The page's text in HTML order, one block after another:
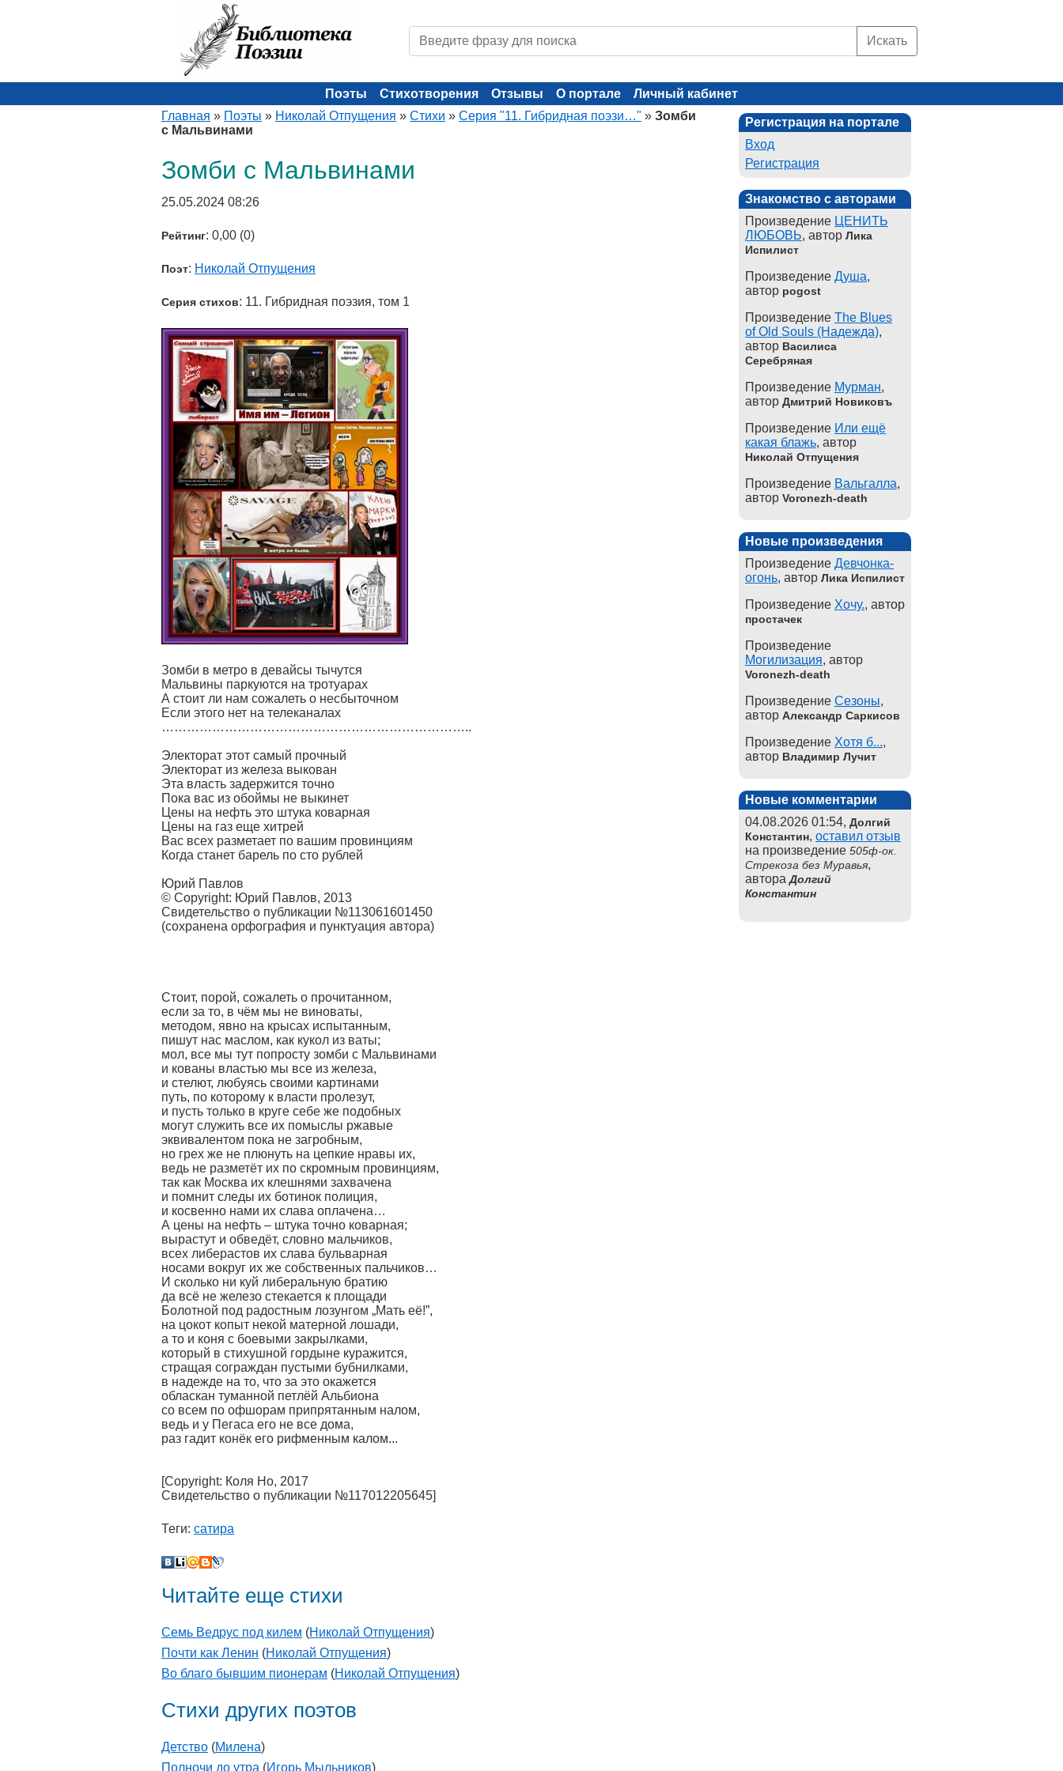
Искать
Поэты Стихотворения Отзывы О портале
Личный кабинет
Главная » Поэты » Николай Отпущения » Стихи » Серия "11. Гибридная поэзи…" » Зомби
с Мальвинами
Зомби с Мальвинами
25.05.2024 08:26
Рейтинг: 0,00 (0)
Поэт: Николай Отпущения
Серия стихов: 11. Гибридная поэзия, том 1
Зомби в метро в девайсы тычутся
Мальвины паркуются на тротуарах
А стоит ли нам сожалеть о несбыточном
Если этого нет на телеканалах
………………………………………………………………..
Электорат этот самый прочный
Электорат из железа выкован
Эта власть задержится точно
Пока вас из обоймы не выкинет
Цены на нефть это штука коварная
Цены на газ еще хитрей
Вас всех разметает по вашим провинциям
Когда станет барель по сто рублей
Юрий Павлов
© Copyright: Юрий Павлов, 2013
Свидетельство о публикации №113061601450
(сохранена орфография и пунктуация автора)
Стоит, порой, сожалеть о прочитанном,
если за то, в чём мы не виноваты,
методом, явно на крысах испытанным,
пишут нас маслом, как кукол из ваты;
мол, все мы тут попросту зомби с Мальвинами
и кованы властью мы все из железа,
и стелют, любуясь своими картинами
путь, по которому к власти пролезут,
и пусть только в круге себе же подобных
могут служить все их помыслы ржавые
эквивалентом пока не загробным,
но грех же не плюнуть на цепкие нравы их,
ведь не разметёт их по скромным провинциям,
так как Москва их клешнями захвачена
и помнит следы их ботинок полиция,
и косвенно нами их слава оплачена…
А цены на нефть – штука точно коварная;
вырастут и обведёт, словно мальчиков,
всех либерастов их слава бульварная
носами вокруг их же собственных пальчиков…
И сколько ни куй либеральную братию
да всё не железо стекается к площади
Болотной под радостным лозунгом „Мать её!”,
на цокот копыт некой матерной лошади,
а то и коня с боевыми закрылками,
который в стихушной гордыне куражится,
стращая сограждан пустыми бубнилками,
в надежде на то, что за это окажется
обласкан туманной петлёй Альбиона
со всем по офшорам припрятанным налом,
ведь и у Пегаса его не все дома,
раз гадит конёк его рифменным калом...
[Copyright: Коля Но, 2017
Свидетельство о публикации №117012205645]
Теги: сатира
Читайте еще стихи
Семь Ведрус под килем (Николай Отпущения)
Почти как Ленин (Николай Отпущения)
Во благо бывшим пионерам (Николай Отпущения)
Стихи других поэтов
Детство (Милена)
Полночи до утра (Игорь Мыльников)
Регистрация на портале
Вход
Регистрация
Знакомство с авторами
Произведение ЦЕНИТЬ
ЛЮБОВЬ, автор Лика
Испилист
Произведение Душа,
автор pogost
Произведение The Blues
of Old Souls (Надежда),
автор Василиса
Серебряная
Произведение Мурман,
автор Дмитрий Новиковъ
Произведение Или ещё
какая блажь, автор
Николай Отпущения
Произведение Вальгалла,
автор Voronezh-death
Новые произведения
Произведение Девчонка-
огонь, автор Лика Испилист
Произведение Хочу., автор
простачек
Произведение
Могилизация, автор
Voronezh-death
Произведение Сезоны,
автор Александр Саркисов
Произведение Хотя б...,
автор Владимир Лучит
Новые комментарии
04.08.2026 01:54, Долгий
Константин, оставил отзыв
на произведение 505ф-ок.
Стрекоза без Муравья,
автораДолгий
Константин